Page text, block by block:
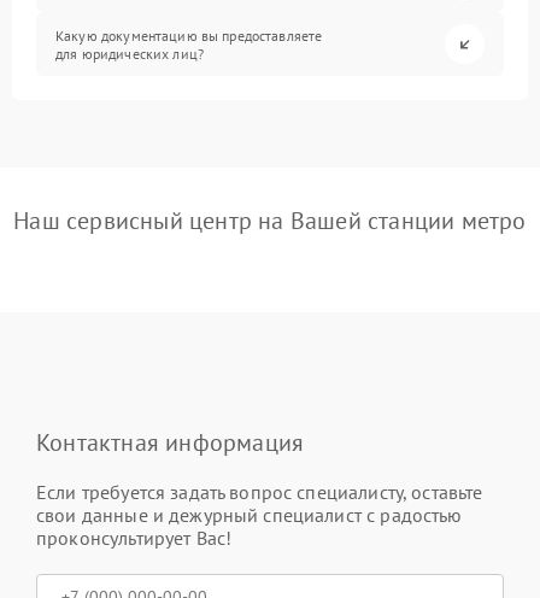
Какую документацию вы предоставляете
для юридических лиц?
Наш сервисный центр на Вашей станции метро
Контактная информация
Если требуется задать вопрос специалисту, оставьте
свои данные и дежурный специалист с радостью
проконсультирует Вас!